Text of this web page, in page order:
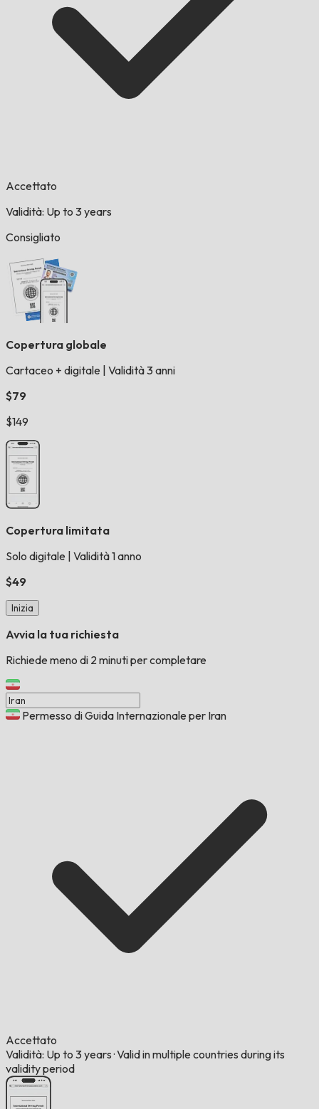
Accettato
Validità: Up to 3 years
Consigliato
Copertura globale
Cartaceo + digitale Validità 3 anni
$79
$149
Copertura limitata
Solo digitale Validità 1 anno
$49
Inizia
Avvia la tua richiesta
Richiede meno di 2 minuti per completare
Permesso di Guida Internazionale per Iran
Accettato
Validità: Up to 3 years ·Valid in multiple countries during its
validity period